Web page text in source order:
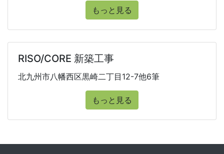
もっと見る
RISO/CORE 新築工事
北九州市八幡西区黒崎二丁目12-7他6筆
もっと見る